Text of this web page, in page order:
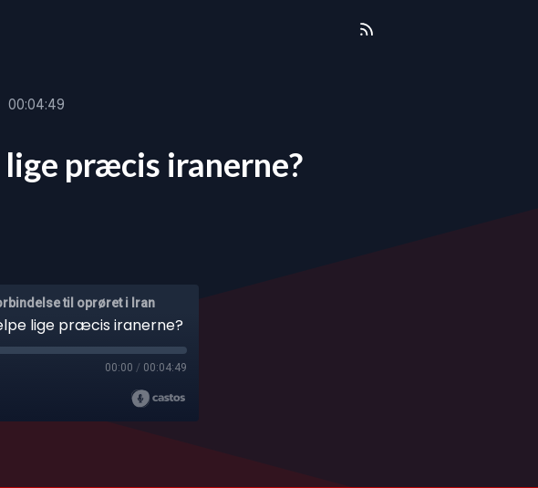
00:04:49
præcis iranerne?
til oprøret i Iran
lige præcis iranerne?
00:00 / 00:04:49